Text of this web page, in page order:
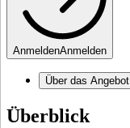
AnmeldenAnmelden
Über das Angebot
Überblick